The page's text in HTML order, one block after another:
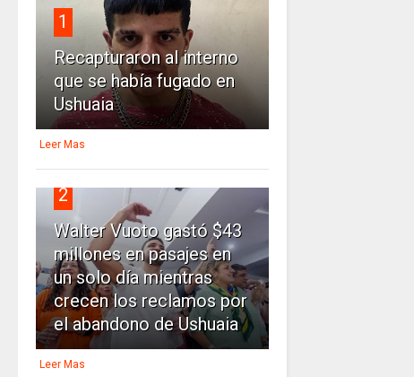
1
Recapturaron al interno
que se había fugado en
Ushuaia
Leer Mas
2
Walter Vuoto gastó $43
millones en pasajes en
un solo día mientras
crecen los reclamos por
el abandono de Ushuaia
Leer Mas